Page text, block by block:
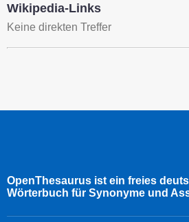
Wikipedia-Links
Keine direkten Treffer
OpenThesaurus ist ein freies
Wörterbuch für Synonyme und